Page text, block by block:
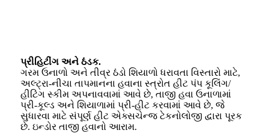
પ્રીહિટીંગ અને ઠંડક.
ગરમ ઉનાળો અને તીવ્ર ઠંડો શિયાળો ધરાવતા વિસ્તારો માટે,
અલ્ટ્રા-નીચા તાપમાનના હવાના સ્ત્રોત હીટ પંપ કૂલિંગ/
હીટિંગ સ્કીમ અપનાવવામાં આવે છે, તાજી હવા ઉનાળામાં
પ્રી-કૂલ્ડ અને શિયાળામાં પ્રી-હીટ કરવામાં આવે છે, જે
સુધારવા માટે સંપૂર્ણ હીટ એક્સચેન્જ ટેકનોલોજી દ્વારા પૂરક
છે. ઇન્ડોર તાજી હવાનો આરામ.